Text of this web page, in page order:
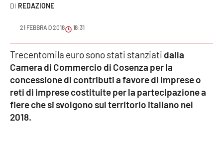
Meteo
Editoriali
VIDEO
REDAZIONE
21 FEBBRAIO 2018 18:31
Trecentomila euro sono stati stanziati dalla
Camera di Commercio di Cosenza per la
concessione di contributi a favore di imprese o
reti di imprese costituite per la partecipazione a
fiere che si svolgono sul territorio italiano nel
2018.